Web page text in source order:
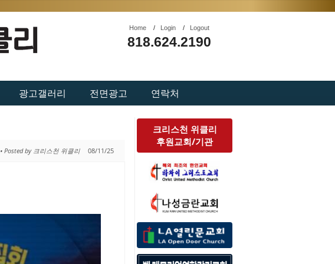
Home/ Login/ Logout
818.624.2190
광고갤러리 전면광고 연락처
• Posted by 크리스천 위클리 08/11/25
크리스천 위클리
후원교회/기관